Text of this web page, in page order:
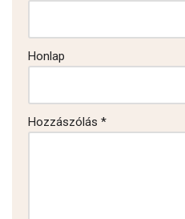
Honlap
Hozzászólás *